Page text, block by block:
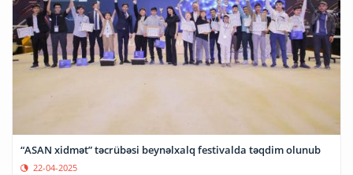
“ASAN xidmət” təcrübəsi beynəlxalq festivalda təqdim olunub
22-04-2025